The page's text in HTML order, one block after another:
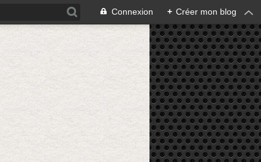
Connexion + Créer mon blog